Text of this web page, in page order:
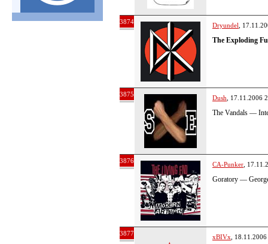
3874 Dryundel ,
The Exploding
3875 Dush , 17.11.2006
The Vandals —
3876 CA-Punker ,
Goratory —
3877 xBIVx ,